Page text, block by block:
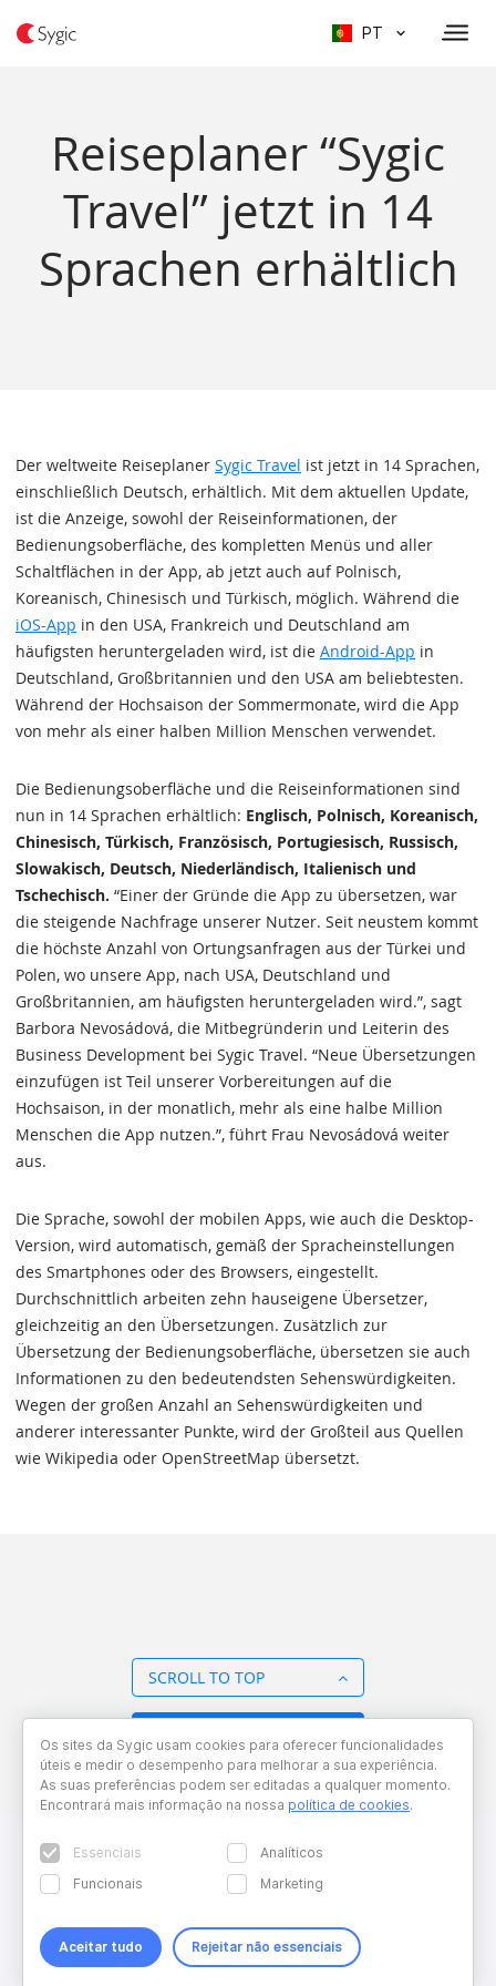
PT
Reiseplaner “Sygic
Travel” jetzt in 14
Sprachen erhältlich
Der weltweite Reiseplaner Sygic Travel ist jetzt in 14 Sprachen,
einschließlich Deutsch, erhältlich. Mit dem aktuellen Update,
ist die Anzeige, sowohl der Reiseinformationen, der
Bedienungsoberfläche, des kompletten Menüs und aller
Schaltflächen in der App, ab jetzt auch auf Polnisch,
Koreanisch, Chinesisch und Türkisch, möglich. Während die
iOS-App in den USA, Frankreich und Deutschland am
häufigsten heruntergeladen wird, ist die Android-App in
Deutschland, Großbritannien und den USA am beliebtesten.
Während der Hochsaison der Sommermonate, wird die App
von mehr als einer halben Million Menschen verwendet.
Die Bedienungsoberfläche und die Reiseinformationen sind
nun in 14 Sprachen erhältlich: Englisch, Polnisch, Koreanisch,
Chinesisch, Türkisch, Französisch, Portugiesisch, Russisch,
Slowakisch, Deutsch, Niederländisch, Italienisch und
Tschechisch. “Einer der Gründe die App zu übersetzen, war
die steigende Nachfrage unserer Nutzer. Seit neustem kommt
die höchste Anzahl von Ortungsanfragen aus der Türkei und
Polen, wo unsere App, nach USA, Deutschland und
Großbritannien, am häufigsten heruntergeladen wird.”, sagt
Barbora Nevosádová, die Mitbegründerin und Leiterin des
Business Development bei Sygic Travel. “Neue Übersetzungen
einzufügen ist Teil unserer Vorbereitungen auf die
Hochsaison, in der monatlich, mehr als eine halbe Million
Menschen die App nutzen.”, führt Frau Nevosádová weiter
aus.
Die Sprache, sowohl der mobilen Apps, wie auch die Desktop-
Version, wird automatisch, gemäß der Spracheinstellungen
des Smartphones oder des Browsers, eingestellt.
Durchschnittlich arbeiten zehn hauseigene Übersetzer,
gleichzeitig an den Übersetzungen. Zusätzlich zur
Übersetzung der Bedienungsoberfläche, übersetzen sie auch
Informationen zu den bedeutendsten Sehenswürdigkeiten.
Wegen der großen Anzahl an Sehenswürdigkeiten und
anderer interessanter Punkte, wird der Großteil aus Quellen
wie Wikipedia oder OpenStreetMap übersetzt.
SCROLL TO TOP
Copyright © 2026 Sygic. All right reserved. Developed by
Os sites da Sygic usam cookies para oferecer funcionalidades
úteis e medir o desempenho para melhorar a sua experiência.
As suas preferências podem ser editadas a qualquer momento.
Encontrará mais informação na nossa política de cookies.
Essenciais
Analíticos
Funcionais
Marketing
Aceitar tudo Rejeitar não essenciais